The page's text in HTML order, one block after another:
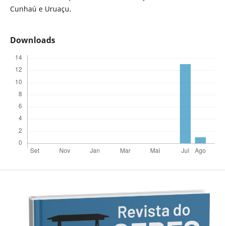
Cunhaú e Uruaçu.
Downloads